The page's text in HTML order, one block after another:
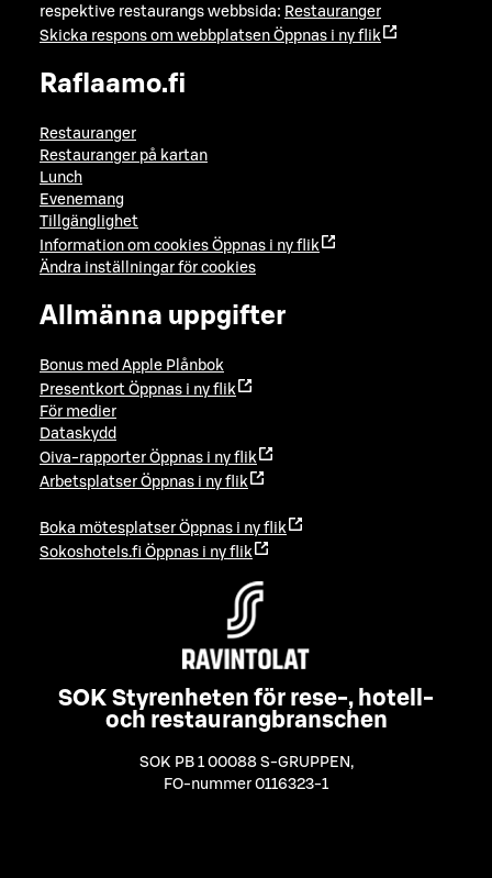
respektive restaurangs webbsida: Restauranger
Skicka respons om webbplatsen Öppnas i ny flik
Raflaamo.fi
Restauranger
Restauranger på kartan
Lunch
Evenemang
Tillgänglighet
Information om cookies Öppnas i ny flik
Ändra inställningar för cookies
Allmänna uppgifter
Bonus med Apple Plånbok
Presentkort Öppnas i ny flik
För medier
Dataskydd
Oiva-rapporter Öppnas i ny flik
Arbetsplatser Öppnas i ny flik
Boka mötesplatser Öppnas i ny flik
Sokoshotels.fi Öppnas i ny flik
SOK Styrenheten för rese-, hotell-
och restaurangbranschen
SOK PB 1 00088 S-GRUPPEN ,
FO-nummer 0116323-1